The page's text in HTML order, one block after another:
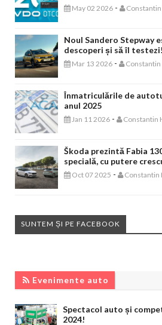
May 02 2026 - Constantin
Noul Sandero Stepway
descoperi și să îl testezi!
Mar 13 2026 - Constantin
Înmatriculările de
anul 2025
Jan 11 2026 - Constantin
Škoda prezintă Fabia
specială, cu putere
Oct 07 2025 - Constantin
SUNTEM ȘI PE FACEBOOK
Evenimente auto
Spectacol auto și
2024!